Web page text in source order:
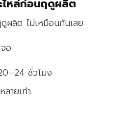
ไหล่ก่อนฤดูผลิต
ผลิต ไม่เหมือนกันเลย
อ
ชั่วโมง
ายเท่า